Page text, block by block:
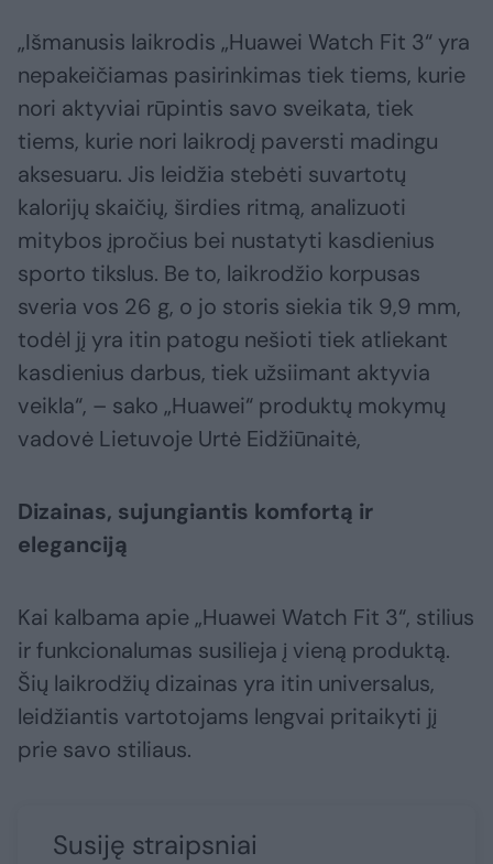
„Išmanusis laikrodis „Huawei Watch Fit 3“ yra
nepakeičiamas pasirinkimas tiek tiems, kurie
nori aktyviai rūpintis savo sveikata, tiek
tiems, kurie nori laikrodį paversti madingu
aksesuaru. Jis leidžia stebėti suvartotų
kalorijų skaičių, širdies ritmą, analizuoti
mitybos įpročius bei nustatyti kasdienius
sporto tikslus. Be to, laikrodžio korpusas
sveria vos 26 g, o jo storis siekia tik 9,9 mm,
todėl jį yra itin patogu nešioti tiek atliekant
kasdienius darbus, tiek užsiimant aktyvia
veikla“, – sako „Huawei“ produktų mokymų
vadovė Lietuvoje Urtė Eidžiūnaitė,
Dizainas, sujungiantis komfortą ir
eleganciją
Kai kalbama apie „Huawei Watch Fit 3“, stilius
ir funkcionalumas susilieja į vieną produktą.
Šių laikrodžių dizainas yra itin universalus,
leidžiantis vartotojams lengvai pritaikyti jį
prie savo stiliaus.
Susiję straipsniai